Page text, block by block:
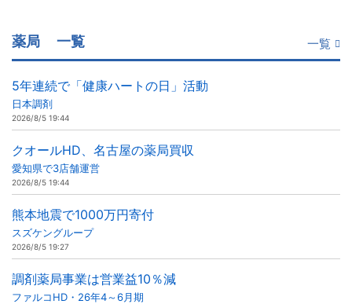
薬局 一覧 一覧
5年連続で「健康ハートの日」活動
日本調剤
2026/8/5 19:44
クオールHD、名古屋の薬局買収
愛知県で3店舗運営
2026/8/5 19:44
熊本地震で1000万円寄付
スズケングループ
2026/8/5 19:27
調剤薬局事業は営業益10％減
ファルコHD・26年4～6月期